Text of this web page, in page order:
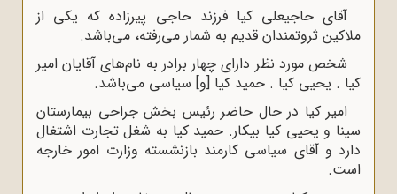
آقای حاجیعلی کیا فرزند حاجی پیرزاده که یکی از
ملاکین ثروتمندان قدیم به شمار می‌‌رفته، می‌‌باشد.
شخص مورد نظر دارای چهار برادر به نام‌های آقایان امیر
کیا . یحیی کیا . حمید ‌کیا [و] سیاسی می‌باشد.
امیر کیا در حال حاضر رئیس بخش جراحی بیمارستان
سینا و یحیی کیا بیکار. حمید ‌کیا به شغل تجارت اشتغال
دارد و آقای سیاسی کارمند بازنشسته وزارت امور خارجه
است.